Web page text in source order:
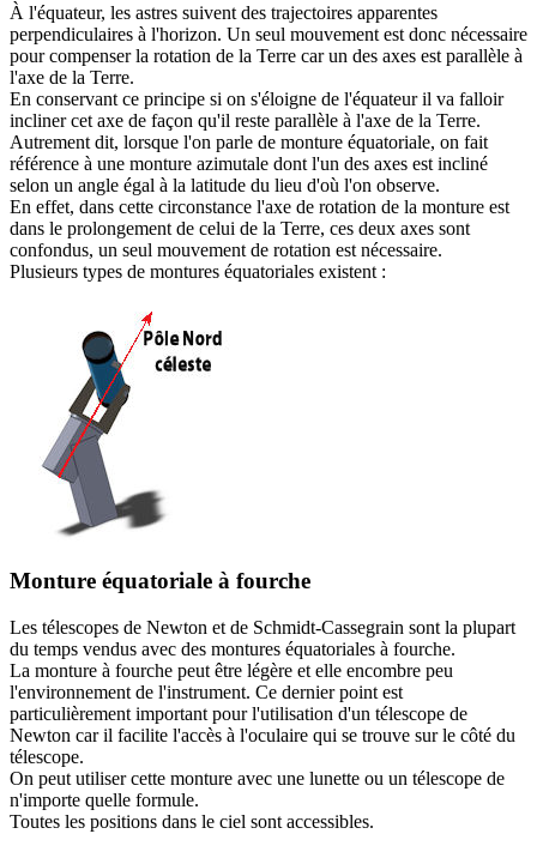
À l'équateur, les astres suivent des trajectoires apparentes
perpendiculaires à l'horizon. Un seul mouvement est donc nécessaire
pour compenser la rotation de la Terre car un des axes est parallèle à
l'axe de la Terre.
En conservant ce principe si on s'éloigne de l'équateur il va falloir
incliner cet axe de façon qu'il reste parallèle à l'axe de la Terre.
Autrement dit, lorsque l'on parle de monture équatoriale, on fait
référence à une monture azimutale dont l'un des axes est incliné
selon un angle égal à la latitude du lieu d'où l'on observe.
En effet, dans cette circonstance l'axe de rotation de la monture est
dans le prolongement de celui de la Terre, ces deux axes sont
confondus, un seul mouvement de rotation est nécessaire.
Plusieurs types de montures équatoriales existent :
Monture équatoriale à fourche
Les télescopes de Newton et de Schmidt-Cassegrain sont la plupart
du temps vendus avec des montures équatoriales à fourche.
La monture à fourche peut être légère et elle encombre peu
l'environnement de l'instrument. Ce dernier point est
particulièrement important pour l'utilisation d'un télescope de
Newton car il facilite l'accès à l'oculaire qui se trouve sur le côté du
télescope.
On peut utiliser cette monture avec une lunette ou un télescope de
n'importe quelle formule.
Toutes les positions dans le ciel sont accessibles.